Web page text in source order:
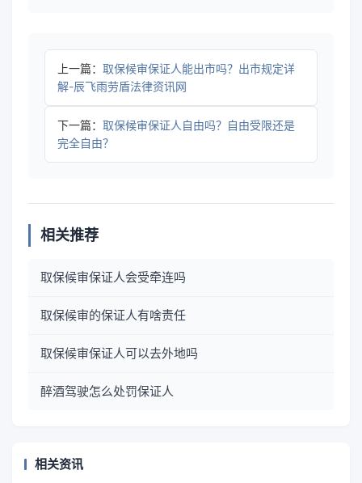
上一篇： 取保候审保证人能出市吗？出市规定详
解-辰飞雨劳盾法律资讯网
下一篇： 取保候审保证人自由吗？自由受限还是
完全自由？
相关推荐
取保候审保证人会受牵连吗
取保候审的保证人有啥责任
取保候审保证人可以去外地吗
醉酒驾驶怎么处罚保证人
相关资讯